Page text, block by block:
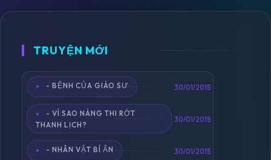
TRUYỆN MỚI
- BỆNH CỦA GIÁO SƯ 30/01/2015
- VÌ SAO NÀNG THI RỚT
THANH LỊCH?
30/01/2015
- NHÂN VẬT BÍ ẨN 30/01/2015